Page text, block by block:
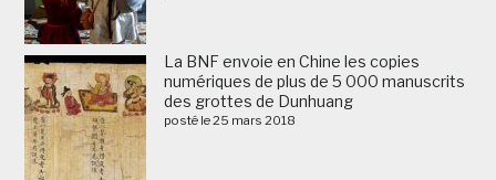
La BNF envoie en Chine les copies
numériques de plus de 5 000 manuscrits
des grottes de Dunhuang
posté le 25 mars 2018